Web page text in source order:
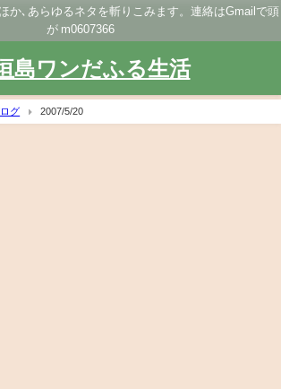
か､あらゆるネタを斬りこみます。連絡はGmailで頭
が m0607366
島ワンだふる生活
グ 2007/5/20